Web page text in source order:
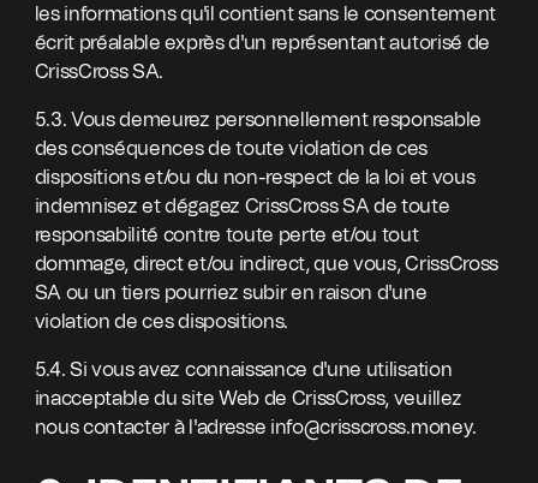
les informations qu'il contient sans le consentement
écrit préalable exprès d'un représentant autorisé de
CrissCross SA.
5.3. Vous demeurez personnellement responsable
des conséquences de toute violation de ces
dispositions et/ou du non-respect de la loi et vous
indemnisez et dégagez CrissCross SA de toute
responsabilité contre toute perte et/ou tout
dommage, direct et/ou indirect, que vous, CrissCross
SA ou un tiers pourriez subir en raison d'une
violation de ces dispositions.
5.4. Si vous avez connaissance d'une utilisation
inacceptable du site Web de CrissCross, veuillez
nous contacter à l'adresse info@crisscross.money.